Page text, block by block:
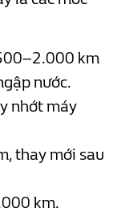
km
nước.
nhớt máy
thay mới sau
km.